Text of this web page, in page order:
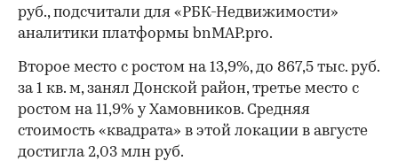
руб., подсчитали для «РБК-Недвижимости»
аналитики платформы bnMAP.pro.
Второе место с ростом на 13,9%, до 867,5 тыс. руб.
за 1 кв. м, занял Донской район, третье место с
ростом на 11,9% у Хамовников. Средняя
стоимость «квадрата» в этой локации в августе
достигла 2,03 млн руб.